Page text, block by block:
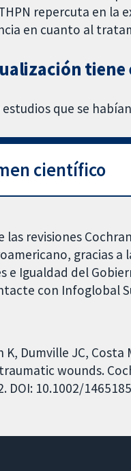
repercuta en
en cuanto al
tiene
que se
científico
las revisiones
gracias
e Igualdad del
con Infoglobal
Dumville JC, Costa
wounds.
DOI: 10.1002/